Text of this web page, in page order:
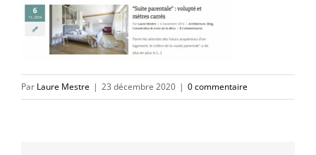
Par Laure Mestre | 23 décembre 2020 | 0 commentaire